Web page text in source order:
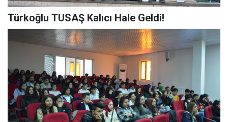
Türkoğlu TUSAŞ Kalıcı Hale Geldi!